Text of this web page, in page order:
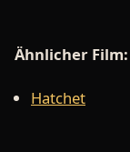
Ähnlicher Film:
Hatchet